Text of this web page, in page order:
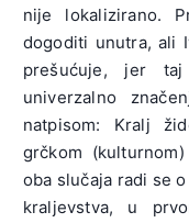
nije lokalizirano.
dogoditi unutra, ali
prešućuje, jer
univerzalno
natpisom: Kralj
grčkom
oba slučaja radi se
kraljevstva, u